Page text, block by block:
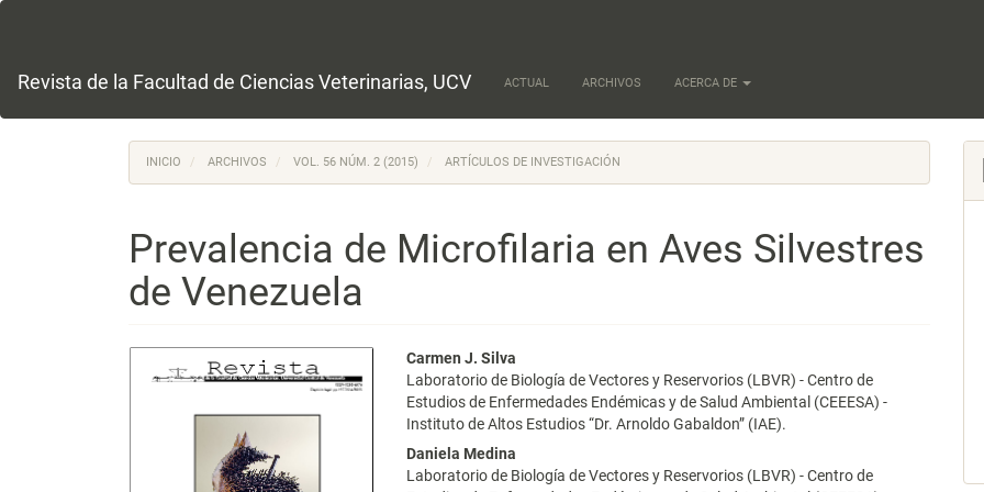
principal
lateral
Revista de la Facultad de Ciencias Veterinarias, UCV ACTUAL ARCHIVOS ACERCA DE
INICIO ARCHIVOS VOL. 56 NÚM. 2 (2015) ARTÍCULOS DE INVESTIGACIÓN
Prevalencia de Microfilaria en Aves Silvestres
de Venezuela
Barra
artículo
Contenido
principal
del
artículo
Carmen J. Silva
Laboratorio de Biología de Vectores y Reservorios (LBVR) - Centro de
Estudios de Enfermedades Endémicas y de Salud Ambiental (CEEESA) -
Instituto de Altos Estudios “Dr. Arnoldo Gabaldon” (IAE).
Daniela Medina
Laboratorio de Biología de Vectores y Reservorios (LBVR) - Centro de